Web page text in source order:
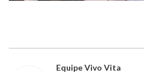
Equipe Vivo Vita